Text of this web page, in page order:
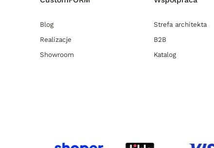
Blog
Realizacje
Showroom
Strefa architekta
B2B
Katalog